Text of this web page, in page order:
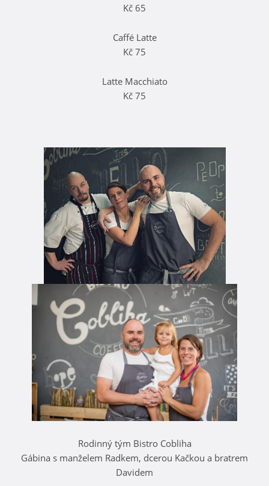
Kč 65
Caffé Latte
Kč 75
Latte Macchiato
Kč 75
Rodinný tým Bistro Cobliha
Gábina s manželem Radkem, dcerou Kačkou a bratrem
Davidem